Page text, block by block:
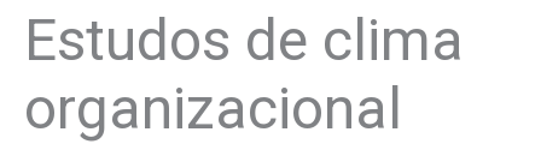
Estudos de clima
organizacional